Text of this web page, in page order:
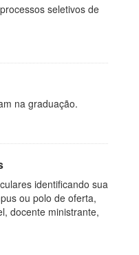
seletivos de
na graduação.
identificando sua
ou polo de oferta,
docente ministrante,